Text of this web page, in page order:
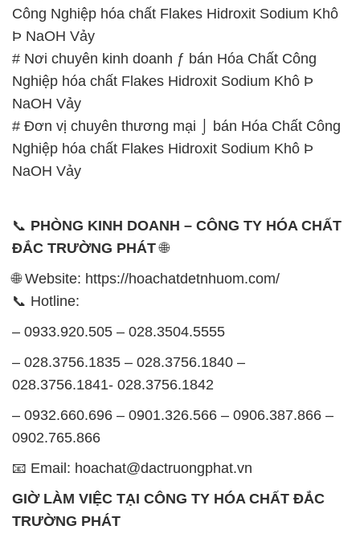
Công Nghiệp hóa chất Flakes Hidroxit Sodium Khô
Þ NaOH Vảy
# Nơi chuyên kinh doanh ƒ bán Hóa Chất Công
Nghiệp hóa chất Flakes Hidroxit Sodium Khô Þ
NaOH Vảy
# Đơn vị chuyên thương mại ⌡ bán Hóa Chất Công
Nghiệp hóa chất Flakes Hidroxit Sodium Khô Þ
NaOH Vảy
📞 PHÒNG KINH DOANH – CÔNG TY HÓA CHẤT
ĐẮC TRƯỜNG PHÁT🌐
🌐 Website: https://hoachatdetnhuom.com/
📞 Hotline:
– 0933.920.505 – 028.3504.5555
– 028.3756.1835 – 028.3756.1840 –
028.3756.1841- 028.3756.1842
– 0932.660.696 – 0901.326.566 – 0906.387.866 –
0902.765.866
📧 Email: hoachat@dactruongphat.vn
GIỜ LÀM VIỆC TẠI CÔNG TY HÓA CHẤT ĐẮC
TRƯỜNG PHÁT